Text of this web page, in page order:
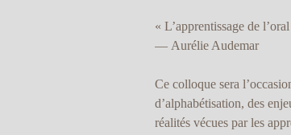
« L’apprentissage de
— Aurélie Audemar
Ce colloque sera
d’alphabétisation, des
réalités vécues par les